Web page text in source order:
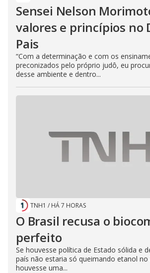
Sensei Nelson
valores e princípios no
Pais
“Com a determinação e com os
preconizados pelo próprio judô, eu
desse ambiente e dentro...
TNH1 / HÁ 7 HORAS
O Brasil recusa o
perfeito
Se houvesse política de Estado sólida e
país não estaria só queimando etanol no
houvesse uma...